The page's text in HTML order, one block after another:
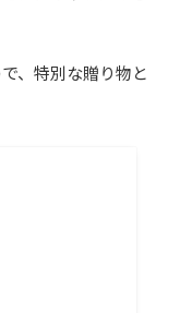
、特別な贈り物と